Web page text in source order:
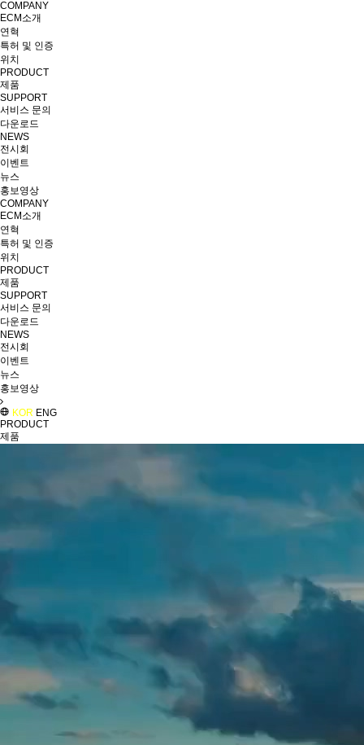
COMPANY
ECM소개
연혁
특허 및 인증
위치
PRODUCT
제품
SUPPORT
서비스 문의
다운로드
NEWS
전시회
이벤트
뉴스
홍보영상
COMPANY
ECM소개
연혁
특허 및 인증
위치
PRODUCT
제품
SUPPORT
서비스 문의
다운로드
NEWS
전시회
이벤트
뉴스
홍보영상
KOR ENG
PRODUCT
제품